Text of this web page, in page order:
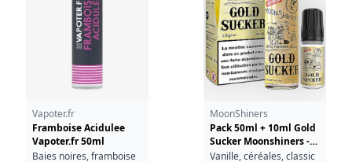
Vapoter.fr
Framboise Acidulee
Vapoter.fr 50ml
Baies noires, framboise
MoonShiners
Pack 50ml + 10ml Gold
Sucker Moonshiners -
03mg
Vanille, céréales, classic